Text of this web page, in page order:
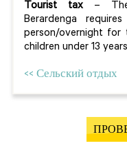
Tourist tax –
Berardenga
person/overnight
children under 13
<< Сельский отдых